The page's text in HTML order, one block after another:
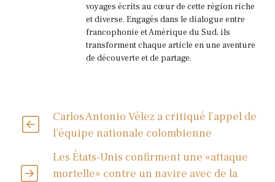
voyages écrits au cœur de cette région riche
et diverse. Engagés dans le dialogue entre
francophonie et Amérique du Sud, ils
transforment chaque article en une aventure
de découverte et de partage.
Carlos Antonio Vélez a critiqué l’appel de
l’équipe nationale colombienne
Les États-Unis confirment une «attaque
mortelle» contre un navire avec de la